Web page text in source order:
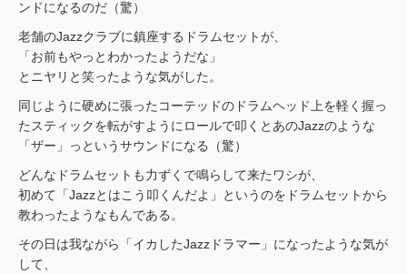
ンドになるのだ（驚）
老舗のJazzクラブに鎮座するドラムセットが、
「お前もやっとわかったようだな」
とニヤリと笑ったような気がした。
同じように硬めに張ったコーテッドのドラムヘッド上を軽く握っ
たスティックを転がすようにロールで叩くとあのJazzのような
「ザー」っというサウンドになる（驚）
どんなドラムセットも力ずくで鳴らして来たワシが、
初めて「Jazzとはこう叩くんだよ」というのをドラムセットから
教わったようなもんである。
その日は我ながら「イカしたJazzドラマー」になったような気が
して、